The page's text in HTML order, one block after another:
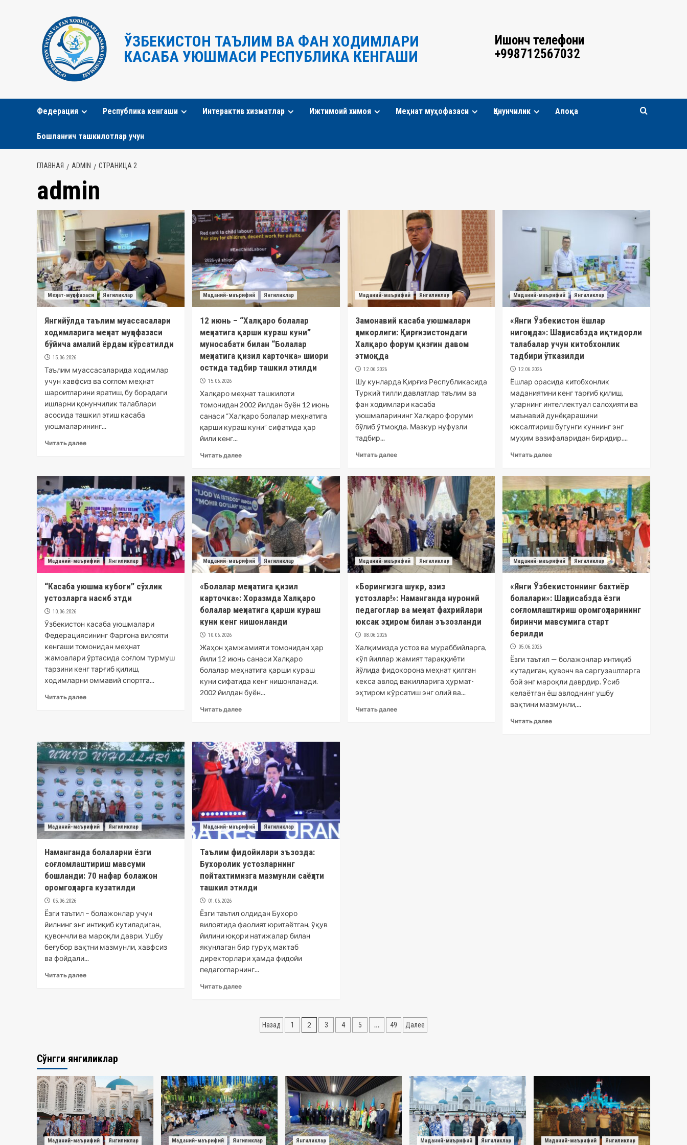
содержимому
ЎЗБЕКИСТОН ТАЪЛИМ ВА ФАН ХОДИМЛАРИ
КАСАБА УЮШМАСИ РЕСПУБЛИКА КЕНГАШИ
Ишонч телефони
+998712567032
Федерация Республика кенгаши Интерактив хизматлар Ижтимоий химоя Меҳнат муҳофазаси Қонунчилик Алоқа
Бошланғич ташкилотлар учун
ГЛАВНАЯ ADMIN СТРАНИЦА 2
admin
Меҳнат-муҳофазаси Янгиликлар
Янгийўлда таълим муассасалари
ходимларига меҳнат муҳофазаси
бўйича амалий ёрдам кўрсатилди
15.06.2026
Таълим муассасаларида ходимлар
учун хавфсиз ва соғлом меҳнат
шароитларини яратиш, бу борадаги
ишларни қонунчилик талаблари
асосида ташкил этиш касаба
уюшмаларининг...
Читать далее
Маданий-маърифий Янгиликлар
12 июнь – “Халқаро болалар
меҳнатига қарши кураш куни”
муносабати билан “Болалар
меҳнатига қизил карточка» шиори
остида тадбир ташкил этилди
15.06.2026
Халқаро меҳнат ташкилоти
томонидан 2002 йилдан буён 12 июнь
санаси “Халқаро болалар меҳнатига
қарши кураш куни” сифатида ҳар
йили кенг...
Читать далее
Маданий-маърифий Янгиликлар
Замонавий касаба уюшмалари
ҳамкорлиги: Қирғизистондаги
Халқаро форум қизғин давом
этмоқда
12.06.2026
Шу кунларда Қирғиз Республикасида
Туркий тилли давлатлар таълим ва
фан ходимлари касаба
уюшмаларининг Халқаро форуми
бўлиб ўтмоқда. Мазкур нуфузли
тадбир...
Читать далее
Маданий-маърифий Янгиликлар
«Янги Ўзбекистон ёшлар
нигоҳида»: Шаҳрисабзда иқтидорли
талабалар учун китобхонлик
тадбири ўтказилди
12.06.2026
Ёшлар орасида китобхонлик
маданиятини кенг тарғиб қилиш,
уларнинг интеллектуал салоҳияти ва
маънавий дунёқарашини
юксалтириш бугунги куннинг энг
муҳим вазифаларидан биридир....
Читать далее
Маданий-маърифий Янгиликлар
“Касаба уюшма кубоги” сўхлик
устозларга насиб этди
10.06.2026
Ўзбекистон касаба уюшмалари
Федерациясининг Фарғона вилояти
кенгаши томонидан меҳнат
жамоалари ўртасида соғлом турмуш
тарзини кенг тарғиб қилиш,
ходимларни оммавий спортга...
Читать далее
Маданий-маърифий Янгиликлар
«Болалар меҳнатига қизил
карточка»: Хоразмда Халқаро
болалар меҳнатига қарши кураш
куни кенг нишонланди
10.06.2026
Жаҳон ҳамжамияти томонидан ҳар
йили 12 июнь санаси Халқаро
болалар меҳнатига қарши кураш
куни сифатида кенг нишонланади.
2002 йилдан буён...
Читать далее
Маданий-маърифий Янгиликлар
«Борингизга шукр, азиз
устозлар!»: Наманганда нуроний
педагоглар ва меҳнат фахрийлари
юксак эҳтиром билан эъзозланди
08.06.2026
Халқимизда устоз ва мураббийларга,
кўп йиллар жамият тараққиёти
йўлида фидокорона меҳнат қилган
кекса авлод вакилларига ҳурмат-
эҳтиром кўрсатиш энг олий ва...
Читать далее
Маданий-маърифий Янгиликлар
«Янги Ўзбекистоннинг бахтиёр
болалари»: Шаҳрисабзда ёзги
соғломлаштириш оромгоҳларининг
биринчи мавсумига старт
берилди
05.06.2026
Ёзги таътил — болажонлар интиқиб
кутадиган, қувонч ва саргузаштларга
бой энг мароқли даврдир. Ўсиб
келаётган ёш авлоднинг ушбу
вақтини мазмунли,...
Читать далее
Маданий-маърифий Янгиликлар
Наманганда болаларни ёзги
соғломлаштириш мавсуми
бошланди: 70 нафар болажон
оромгоҳларга кузатилди
05.06.2026
Ёзги таътил – болажонлар учун
йилнинг энг интиқиб кутиладиган,
қувончли ва мароқли даври. Ушбу
беғубор вақтни мазмунли, хавфсиз
ва фойдали...
Читать далее
Маданий-маърифий Янгиликлар
Таълим фидойилари эъзозда:
Бухоролик устозларнинг
пойтахтимизга мазмунли саёҳати
ташкил этилди
01.06.2026
Ёзги таътил олдидан Бухоро
вилоятида фаолият юритаётган, ўқув
йилини юқори натижалар билан
якунлаган бир гуруҳ мактаб
директорлари ҳамда фидойи
педагогларнинг...
Читать далее
Навигация
Назад 1 2 3 4 5 … 49 Далее
Сўнгги янгиликлар
Маданий-маърифий Янгиликлар Маданий-маърифий Янгиликлар Янгиликлар Маданий-маърифий Янгиликлар Маданий-маърифий Янгиликлар